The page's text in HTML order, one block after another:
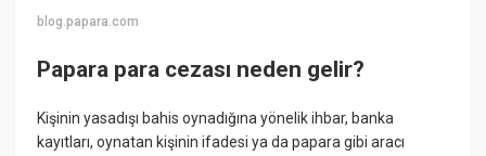
blog.papara.com
Papara para cezası neden gelir?
Kişinin yasadışı bahis oynadığına yönelik ihbar, banka
kayıtları, oynatan kişinin ifadesi ya da papara gibi aracı